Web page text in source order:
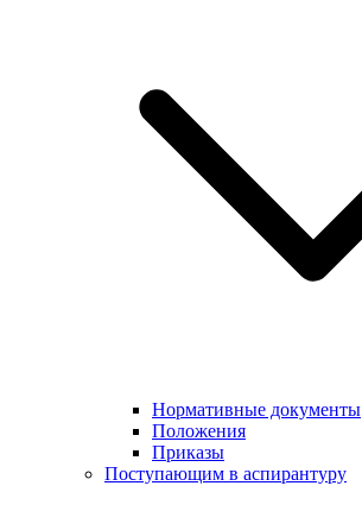
Нормативные документы
Положения
Приказы
Поступающим в аспирантуру